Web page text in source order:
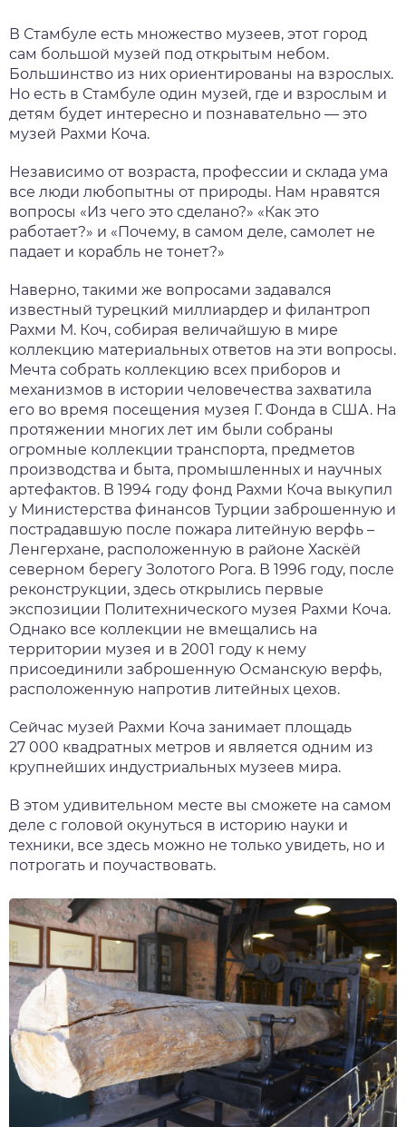
В Стамбуле есть множество музеев, этот город
сам большой музей под открытым небом.
Большинство из них ориентированы на взрослых.
Но есть в Стамбуле один музей, где и взрослым и
детям будет интересно и познавательно — это
музей Рахми Коча.
Независимо от возраста, профессии и склада ума
все люди любопытны от природы. Нам нравятся
вопросы «Из чего это сделано?» «Как это
работает?» и «Почему, в самом деле, самолет не
падает и корабль не тонет?»
Наверно, такими же вопросами задавался
известный турецкий миллиардер и филантроп
Рахми М. Коч, собирая величайшую в мире
коллекцию материальных ответов на эти вопросы.
Мечта собрать коллекцию всех приборов и
механизмов в истории человечества захватила
его во время посещения музея Г. Фонда в США. На
протяжении многих лет им были собраны
огромные коллекции транспорта, предметов
производства и быта, промышленных и научных
артефактов. В 1994 году фонд Рахми Коча выкупил
у Министерства финансов Турции заброшенную и
пострадавшую после пожара литейную верфь –
Ленгерхане, расположенную в районе Хаскёй
северном берегу Золотого Рога. В 1996 году, после
реконструкции, здесь открылись первые
экспозиции Политехнического музея Рахми Коча.
Однако все коллекции не вмещались на
территории музея и в 2001 году к нему
присоединили заброшенную Османскую верфь,
расположенную напротив литейных цехов.
Сейчас музей Рахми Коча занимает площадь
27 000 квадратных метров и является одним из
крупнейших индустриальных музеев мира.
В этом удивительном месте вы сможете на самом
деле с головой окунуться в историю науки и
техники, все здесь можно не только увидеть, но и
потрогать и поучаствовать.